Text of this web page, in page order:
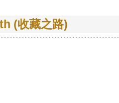
(收藏之路)